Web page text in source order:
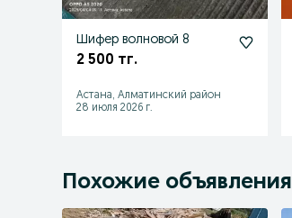
Шифер волновой 8
2 500 тг.
Астана, Алматинский район
28 июля 2026 г.
Похожие объявления